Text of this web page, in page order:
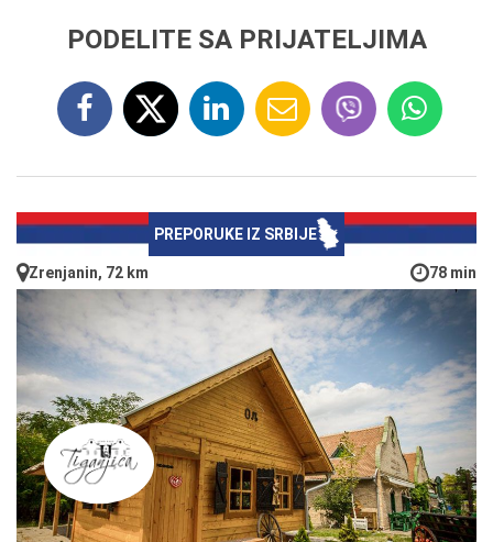
PODELITE SA PRIJATELJIMA
PREPORUKE IZ SRBIJE
Zrenjanin, 72 km 78 min